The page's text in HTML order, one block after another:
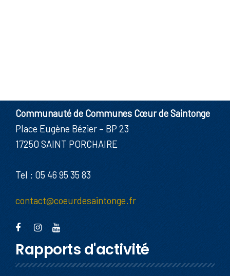
Communauté de Communes Cœur de Saintonge
Place Eugène Bézier – BP 23
17250 SAINT PORCHAIRE
Tel : 05 46 95 35 83
contact@coeurdesaintonge.fr
Rapports d'activité